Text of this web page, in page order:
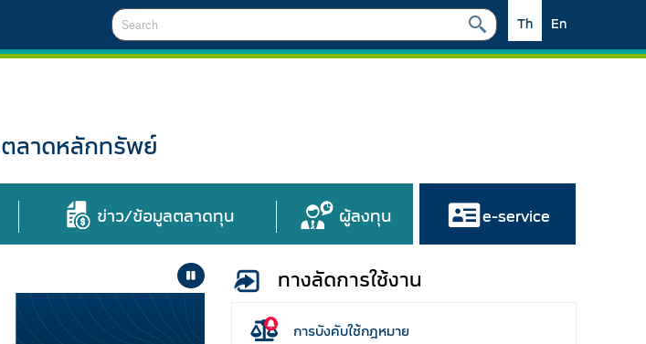
En
Th
ลาดหลักทรัพย์
ข่าว/ข้อมูลตลาดทุน ผู้ลงทุน e-service
ทางลัดการใช้งาน
การบังคับใช้กฎหมาย